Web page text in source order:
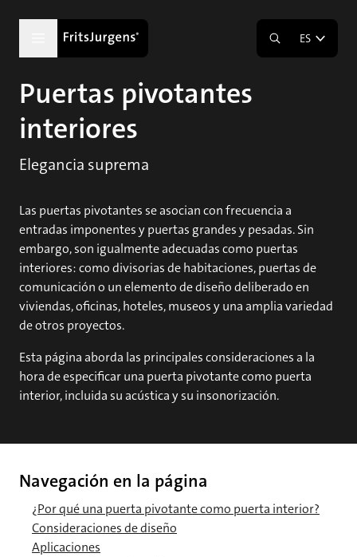
ES
Puertas pivotantes
interiores
Elegancia suprema
Las puertas pivotantes se asocian con frecuencia a
entradas imponentes y puertas grandes y pesadas. Sin
embargo, son igualmente adecuadas como puertas
interiores: como divisorias de habitaciones, puertas de
comunicación o un elemento de diseño deliberado en
viviendas, oficinas, hoteles, museos y una amplia variedad
de otros proyectos.
Esta página aborda las principales consideraciones a la
hora de especificar una puerta pivotante como puerta
interior, incluida su acústica y su insonorización.
Navegación en la página
¿Por qué una puerta pivotante como puerta interior?
Consideraciones de diseño
Aplicaciones